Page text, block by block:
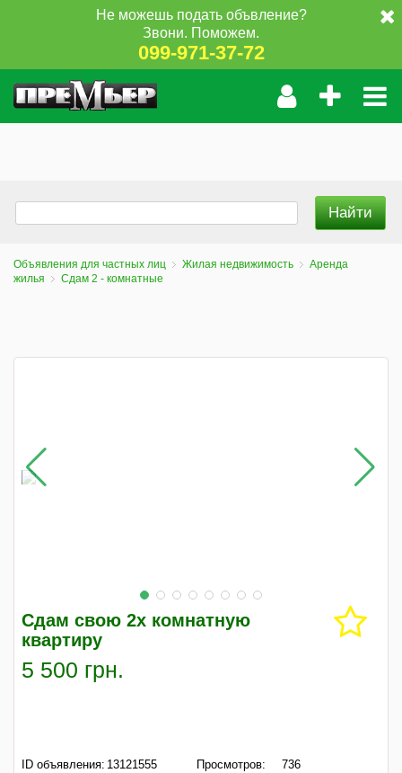
Не можешь подать объвление?
Звони. Поможем.
099-971-37-72
Объявления для частных лиц Жилая недвижимость
Аренда
жилья
Сдам 2 - комнатные
Сдам свою 2х комнатную
квартиру
5 500 грн.
ID объявления: 13121555
Просмотров: 736